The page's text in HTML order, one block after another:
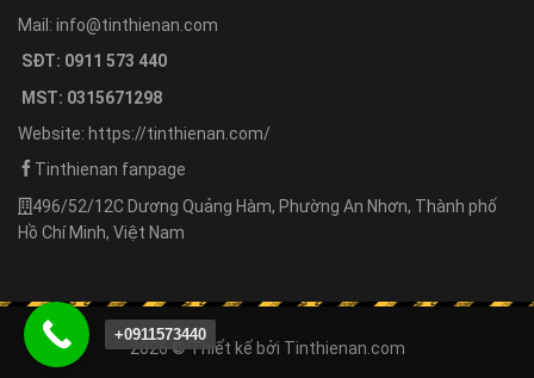
Mail: info@tinthienan.com
SĐT: 0911 573 440
MST: 0315671298
Website: https://tinthienan.com/
Tinthienan fanpage
496/52/12C Dương Quảng Hàm, Phường An Nhơn, Thành phố
Hồ Chí Minh, Việt Nam
2026 © Thiết kế bởi Tinthienan.com
+0911573440